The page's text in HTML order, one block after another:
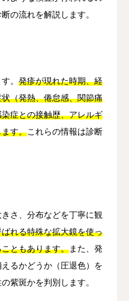
の流れを解説します。
。 発疹が現れた時期、経
（発熱、倦怠感、関節痛
症との接触歴、アレルギ
す。これらの情報は診断
さ、分布などを丁寧に観
れる特殊な拡大鏡を使っ
ともあります。また、発
るかどうか（圧退色）を
紫斑かを判別します。